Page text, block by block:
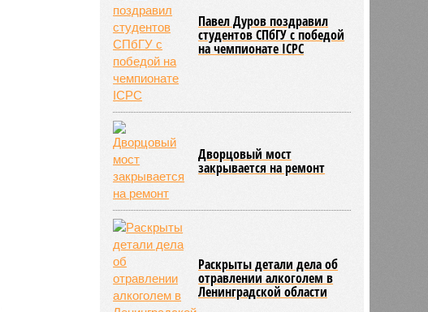
Павел Дуров поздравил
студентов СПбГУ с победой
на чемпионате ICPC
Дворцовый мост
закрывается на ремонт
Раскрыты детали дела об
отравлении алкоголем в
Ленинградской области